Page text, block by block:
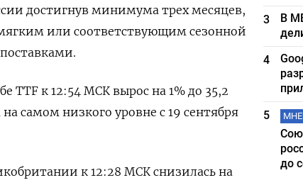
достигнув минимума трех месяцев,
или соответствующим сезонной
TTF к 12:54 МСК вырос на 1% до 35,2
самом низкого уровне с 19 сентября
к 12:28 МСК снизилась на
3
В
4
5
до